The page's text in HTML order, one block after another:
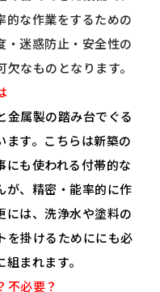
的な作業をするための
・迷惑防止・安全性の
なものとなります。
金属製の踏み台でぐる
ます。こちらは新築の
にも使われる付帯的な
が、精密・能率的に作
には、洗浄水や塗料の
を掛けるためににも必
まれます。
不必要？